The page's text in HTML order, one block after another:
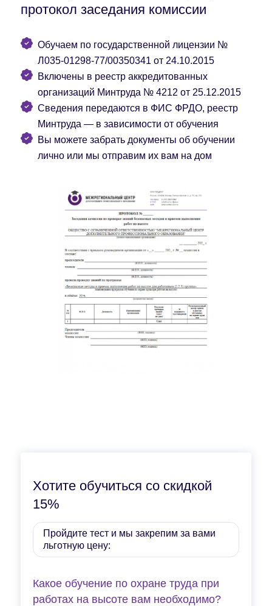
протокол заседания комиссии
Обучаем по государственной лицензии №
Л035-01298-77/00350341 от 24.10.2015
Включены в реестр аккредитованных
организаций Минтруда № 4212 от 25.12.2015
Сведения передаются в ФИС ФРДО, реестр
Минтруда — в зависимости от обучения
Вы можете забрать документы об обучении
лично или мы отправим их вам на дом
Хотите обучиться со скидкой
15%
Пройдите тест и мы закрепим за вами
льготную цену:
Какое обучение по охране труда при
работах на высоте вам необходимо?